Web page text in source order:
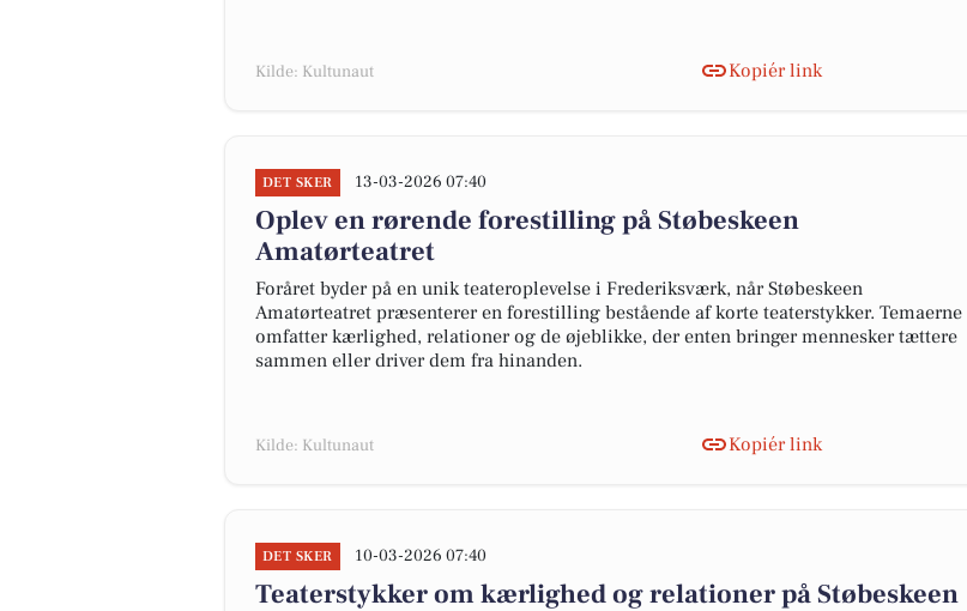
Kilde: Kultunaut Kopiér link
DET SKER 13-03-2026 07:40
Oplev en rørende forestilling på Støbeskeen
Amatørteatret
Foråret byder på en unik teateroplevelse i Frederiksværk, når Støbeskeen
Amatørteatret præsenterer en forestilling bestående af korte teaterstykker. Temaerne
omfatter kærlighed, relationer og de øjeblikke, der enten bringer mennesker tættere
sammen eller driver dem fra hinanden.
Kilde: Kultunaut Kopiér link
DET SKER 10-03-2026 07:40
Teaterstykker om kærlighed og relationer på Støbeskeen